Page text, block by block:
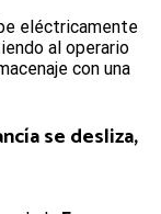
eléctricamente
al operario
con una
se desliza,